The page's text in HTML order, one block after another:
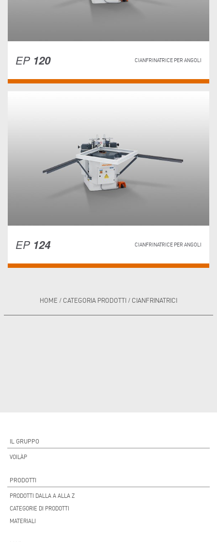
EP 120 CIANFRINATRICE PER ANGOLI
EP 124 CIANFRINATRICE PER ANGOLI
HOME / CATEGORIA PRODOTTI / CIANFRINATRICI
IL GRUPPO
VOILÀP
PRODOTTI
PRODOTTI DALLA A ALLA Z
CATEGORIE DI PRODOTTI
MATERIALI